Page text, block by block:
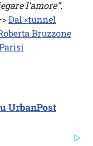
l’amore”.
Dal «tunnel
Bruzzone
UrbanPost